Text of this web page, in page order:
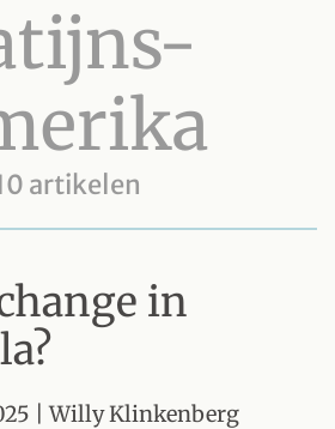
artikelen
in
| Willy Klinkenberg